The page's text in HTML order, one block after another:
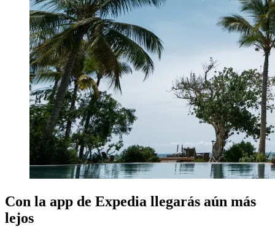
Con la app de Expedia llegarás aún más
lejos